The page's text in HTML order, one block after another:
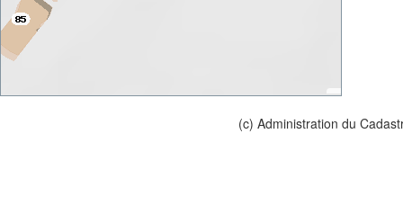
(c) Administration du